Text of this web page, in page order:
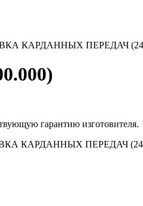
КАРДАННЫХ ПЕРЕДАЧ
гарантию изготовителя.
КАРДАННЫХ ПЕРЕДАЧ